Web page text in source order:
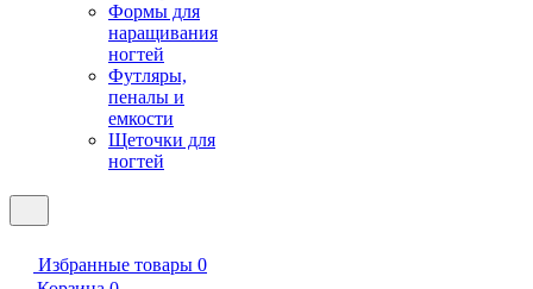
Формы для
наращивания
ногтей
Футляры,
пеналы и
емкости
Щеточки для
ногтей
Избранные товары 0